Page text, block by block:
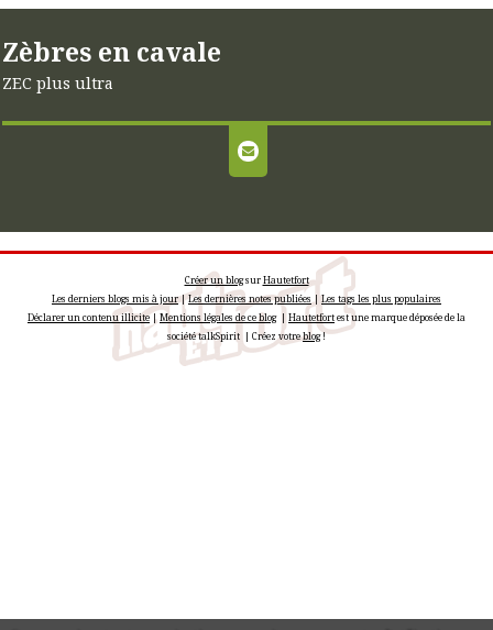
Zèbres en cavale
ZEC plus ultra
Créer un blogsurHautetfort
Les derniers blogs mis à jour|Les dernières notes publiées |Les tags les plus populaires
Déclarer un contenu illicite| Mentions légales de ce blog| Hautetfortest une marque déposée de la
société talkSpirit | Créez votreblog!